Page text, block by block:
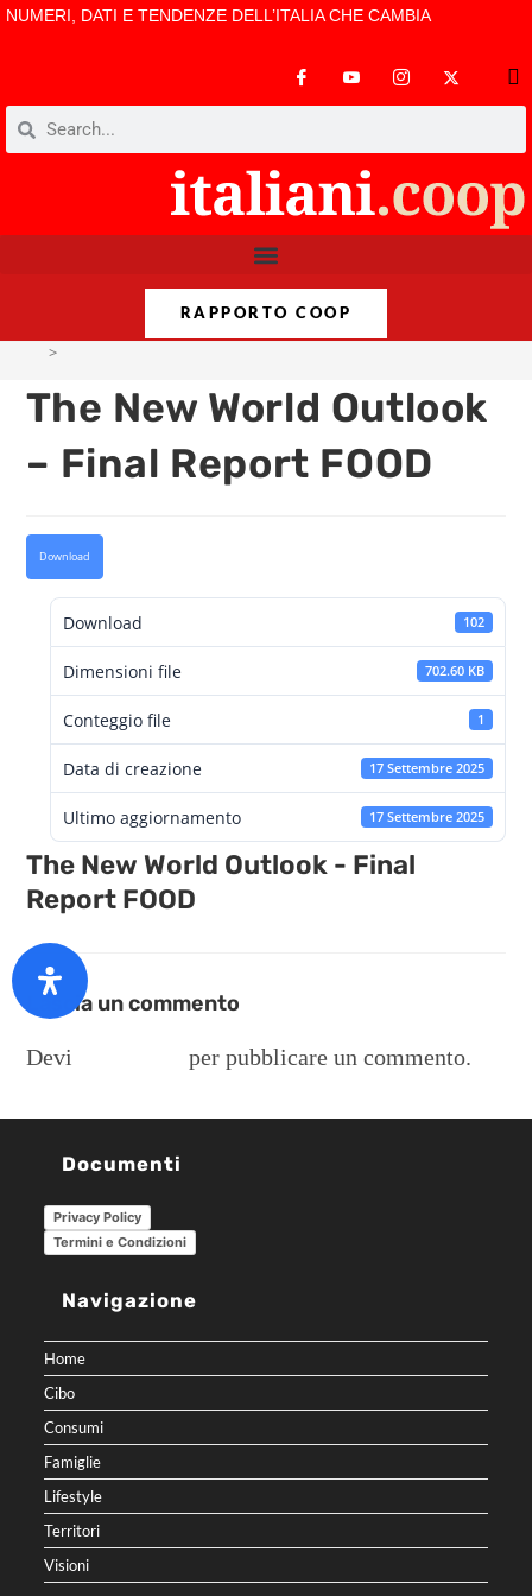
NUMERI, DATI E TENDENZE DELL’ITALIA CHE CAMBIA
RAPPORTO COOP
>
The New World Outlook
– Final Report FOOD
Download
Download 102
Dimensioni file 702.60 KB
Conteggio file 1
Data di creazione 17 Settembre 2025
Ultimo aggiornamento 17 Settembre 2025
The New World Outlook - Final
Report FOOD
Lascia un commento
Devi per pubblicare un commento.
Documenti
Privacy Policy
Termini e Condizioni
Navigazione
Home
Cibo
Consumi
Famiglie
Lifestyle
Territori
Visioni